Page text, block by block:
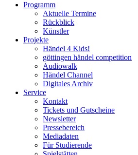
Programm
Aktuelle Termine
Rückblick
Künstler
Projekte
Händel 4 Kids!
göttingen händel competition
Audiowalk
Händel Channel
Digitales Archiv
Service
Kontakt
Tickets und Gutscheine
Newsletter
Pressebereich
Mediadaten
Für Studierende